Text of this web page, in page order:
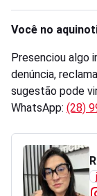
Você no
Presenciou algo
denúncia,
sugestão pode
WhatsApp: (28)